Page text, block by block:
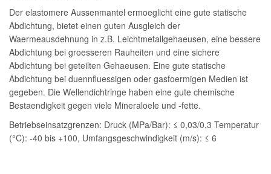
Der elastomere Aussenmantel ermoeglicht eine gute statische
Abdichtung, bietet einen guten Ausgleich der
Waermeausdehnung in z.B. Leichtmetallgehaeusen, eine bessere
Abdichtung bei groesseren Rauheiten und eine sichere
Abdichtung bei geteilten Gehaeusen. Eine gute statische
Abdichtung bei duennfluessigen oder gasfoermigen Medien ist
gegeben. Die Wellendichtringe haben eine gute chemische
Bestaendigkeit gegen viele Mineraloele und -fette.
Betriebseinsatzgrenzen: Druck (MPa/Bar): ≤ 0,03/0,3 Temperatur
(°C): -40 bis +100, Umfangsgeschwindigkeit (m/s): ≤ 6